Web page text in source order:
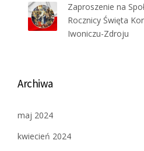
Zaproszenie na
Rocznicy Święta
Iwoniczu-Zdroju
Archiwa
maj 2024
kwiecień 2024